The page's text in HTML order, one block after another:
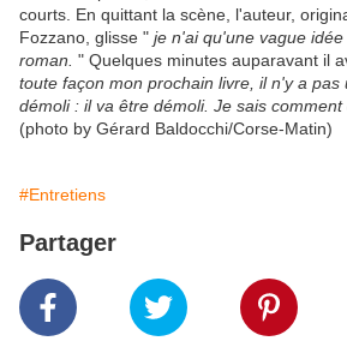
courts. En quittant la scène, l'auteur,
Fozzano, glisse " je n'ai qu'une vague
roman. " Quelques minutes auparavant il
toute façon mon prochain livre, il n'y a pas
démoli : il va être démoli. Je sais comment
(photo by Gérard Baldocchi/Corse-Matin)
#Entretiens
Partager